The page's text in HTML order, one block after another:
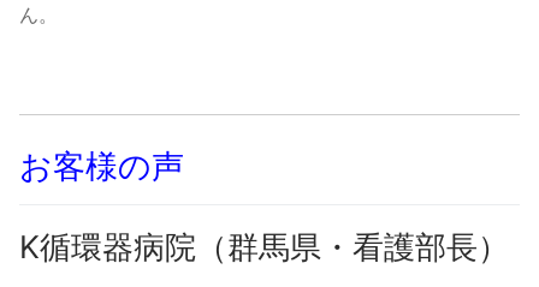
ん。
お客様の声
K循環器病院（群馬県・看護部長）